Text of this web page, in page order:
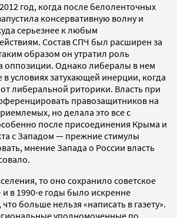
год, когда после белоленточных
консервативную волну и
серьезнее к любым
Состав СПЧ был расширен за
образом он утратил роль
оппозиции. Однако либералы в нем
условиях затухающей инерции, когда
от либеральной риторики. Власть при
правозащитников на
но делала это все с
после присоединения Крыма и
с Западом — прежние стимулы
мнение Запада о России власть
то оно сохранило советское
в 1990-е годы было искренне
больше нельзя «написать в газету».